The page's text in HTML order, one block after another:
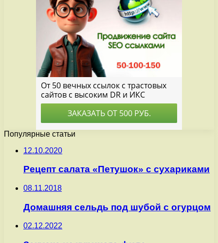
Популярные статьи
12.10.2020
Рецепт салата «Петушок» с сухариками
08.11.2018
Домашняя сельдь под шубой с огурцом
02.12.2022